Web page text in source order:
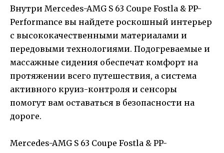
Внутри Mercedes-AMG S 63 Coupe Fostla & PP-
Performance вы найдете роскошный интерьер
с высококачественными материалами и
передовыми технологиями. Подогреваемые и
массажные сидения обеспечат комфорт на
протяжении всего путешествия, а система
активного круиз-контроля и сенсоры
помогут вам оставаться в безопасности на
дороге.
Mercedes-AMG S 63 Coupe Fostla & PP-